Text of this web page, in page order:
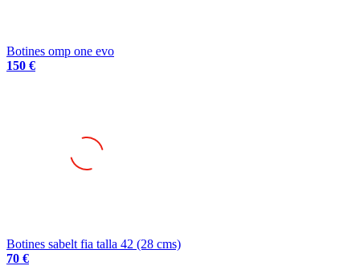
Botines omp one evo
150 €
Botines sabelt fia talla 42 (28 cms)
70 €